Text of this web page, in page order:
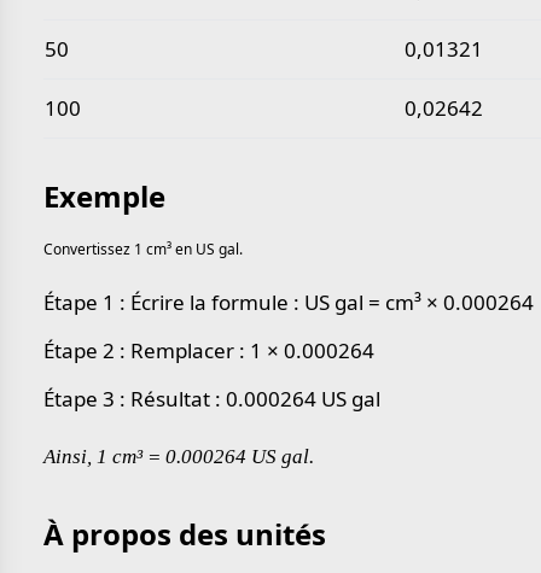
50 0,01321
100 0,02642
Exemple
Convertissez 1 cm³ en US gal.
Étape 1 : Écrire la formule : US gal = cm³ × 0.000264
Étape 2 : Remplacer : 1 × 0.000264
Étape 3 : Résultat : 0.000264 US gal
Ainsi, 1 cm³ = 0.000264 US gal.
À propos des unités